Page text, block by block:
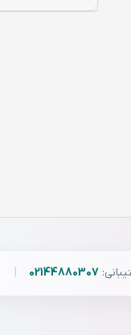
02144880307
|